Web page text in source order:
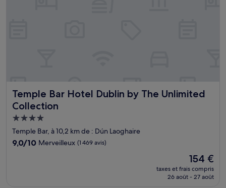
Temple Bar Hotel Dublin by The Unlimited
Collection
Temple Bar Hotel Dublin by The Unlimited Collection
Hébergement
4.0 étoiles
Temple Bar, à 10,2 km de : Dún Laoghaire
9.0
9,0/10 Merveilleux (1 469 avis)
Le
nouveau
prix
154 €
taxes et frais compris
26 août - 27 août